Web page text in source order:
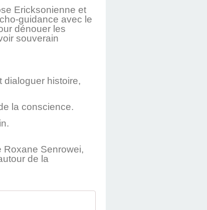
Ericksonienne et
guidance avec le
dénouer les
souverain
dialoguer histoire,
la conscience.
Roxane Senrowei,
de la